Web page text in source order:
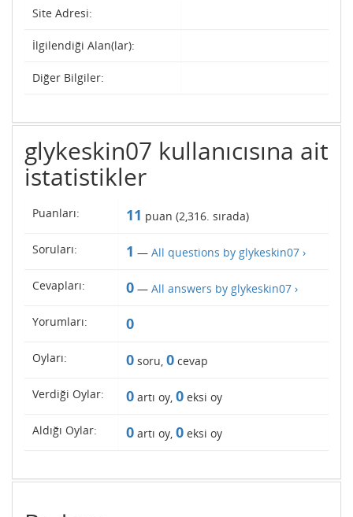
Site Adresi:
İlgilendiği Alan(lar):
Diğer Bilgiler:
glykeskin07 kullanıcısına ait
istatistikler
Puanları: 11 puan (2,316. sırada)
Soruları: 1 — All questions by glykeskin07 ›
Cevapları: 0 — All answers by glykeskin07 ›
Yorumları: 0
Oyları: 0 soru, 0 cevap
Verdiği Oylar: 0 artı oy, 0 eksi oy
Aldığı Oylar: 0 artı oy, 0 eksi oy